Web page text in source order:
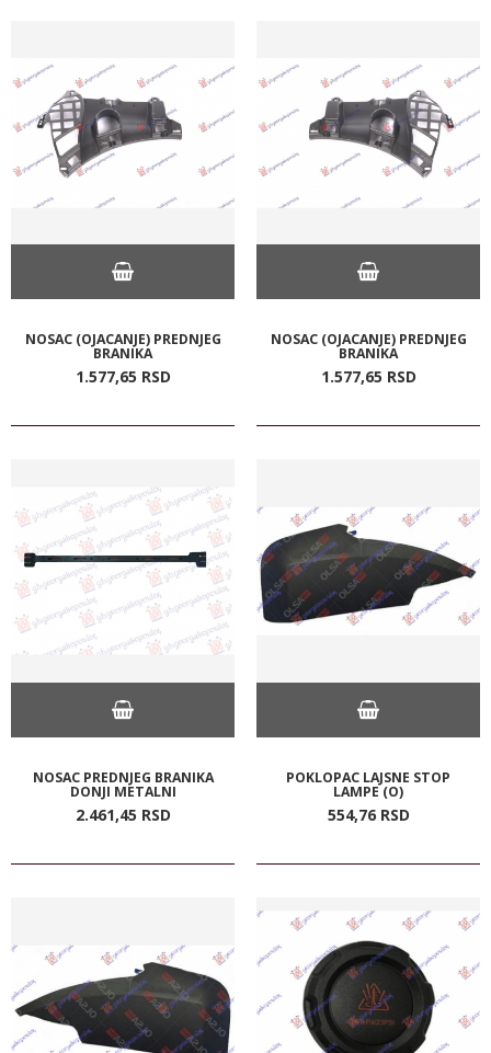
NOSAC (OJACANJE) PREDNJEG
BRANIKA
1.577,65 RSD
NOSAC (OJACANJE) PREDNJEG
BRANIKA
1.577,65 RSD
NOSAC PREDNJEG BRANIKA
DONJI METALNI
2.461,45 RSD
POKLOPAC LAJSNE STOP
LAMPE (O)
554,76 RSD